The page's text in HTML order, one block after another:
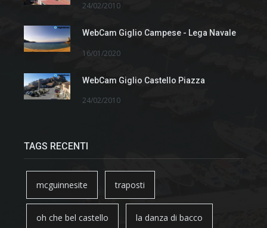
24/02/2010
WebCam Giglio Campese - Lega Navale
16/01/2020
WebCam Giglio Castello Piazza
24/02/2010
TAGS RECENTI
mcguinnesite traposti
oh che bel castello la danza di bacco